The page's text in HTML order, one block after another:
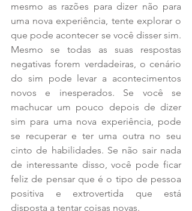
mesmo as razões para dizer não para
uma nova experiência, tente explorar o
que pode acontecer se você disser sim.
Mesmo se todas as suas respostas
negativas forem verdadeiras, o cenário
do sim pode levar a acontecimentos
novos e inesperados. Se você se
machucar um pouco depois de dizer
sim para uma nova experiência, pode
se recuperar e ter uma outra no seu
cinto de habilidades. Se não sair nada
de interessante disso, você pode ficar
feliz de pensar que é o tipo de pessoa
positiva e extrovertida que está
disposta a tentar coisas novas.